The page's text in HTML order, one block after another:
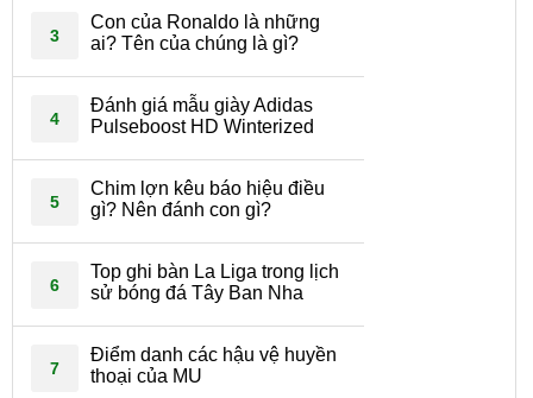
3
Con của Ronaldo là những
ai? Tên của chúng là gì?
4
Đánh giá mẫu giày Adidas
Pulseboost HD Winterized
5
Chim lợn kêu báo hiệu điều
gì? Nên đánh con gì?
6
Top ghi bàn La Liga trong lịch
sử bóng đá Tây Ban Nha
7
Điểm danh các hậu vệ huyền
thoại của MU